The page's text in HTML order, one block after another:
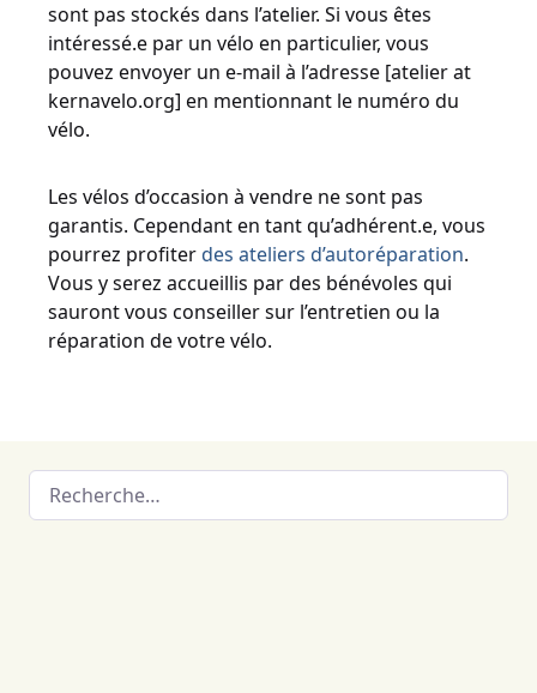
sont pas stockés dans l’atelier. Si vous êtes
intéressé.e par un vélo en particulier, vous
pouvez envoyer un e-mail à l’adresse [atelier at
kernavelo.org] en mentionnant le numéro du
vélo.
Les vélos d’occasion à vendre ne sont pas
garantis. Cependant en tant qu’adhérent.e, vous
pourrez profiterdes ateliers d’autoréparation.
Vous y serez accueillis par des bénévoles qui
sauront vous conseiller sur l’entretien ou la
réparation de votre vélo.